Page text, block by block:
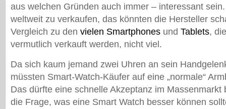
aus welchen Gründen auch immer – interessant
weltweit zu verkaufen, das könnten die Hersteller
Vergleich zu den vielen Smartphones und Tablets,
vermutlich verkauft werden, nicht viel.
Da sich kaum jemand zwei Uhren an sein
müssten Smart-Watch-Käufer auf eine „normale“
Das dürfte eine schnelle Akzeptanz im Massenmarkt
die Frage, was eine Smart Watch besser können